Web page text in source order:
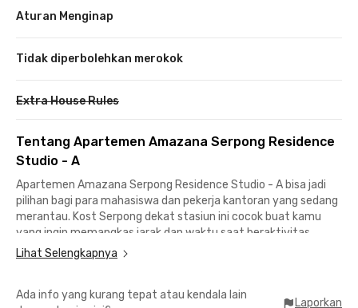
Aturan Menginap
Tidak diperbolehkan merokok
Extra House Rules
Tentang Apartemen Amazana Serpong Residence
Studio - A
Apartemen Amazana Serpong Residence Studio - A bisa jadi
pilihan bagi para mahasiswa dan pekerja kantoran yang sedang
merantau. Kost Serpong dekat stasiun ini cocok buat kamu
yang ingin memangkas jarak dan waktu saat beraktivitas.
Stasiun Rawa Buntu cuma 13 menit jaraknya dari kost
eksklusif Serpong ini.
Indonesia, sementara mahasiswa PKN STAN dan Swiss German
Lihat Selengkapnya
Ada info yang kurang tepat atau kendala lain
Laporkan